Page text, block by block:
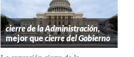
cierre de la Administración,
mejor quecierre del Gobierno